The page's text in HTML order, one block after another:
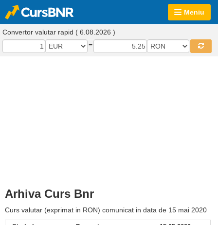
Meniu
Convertor valutar rapid ( 6.08.2026 )
=
Arhiva Curs Bnr
Curs valutar (exprimat in RON) comunicat in data de 15 mai 2020